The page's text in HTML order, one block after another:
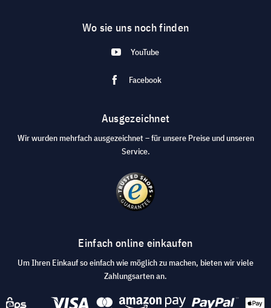
Wo sie uns noch finden
YouTube
Facebook
Ausgezeichnet
Wir wurden mehrfach ausgezeichnet – für unsere Preise und unseren
Service.
Einfach online einkaufen
Um Ihren Einkauf so einfach wie möglich zu machen, bieten wir viele
Zahlungsarten an.